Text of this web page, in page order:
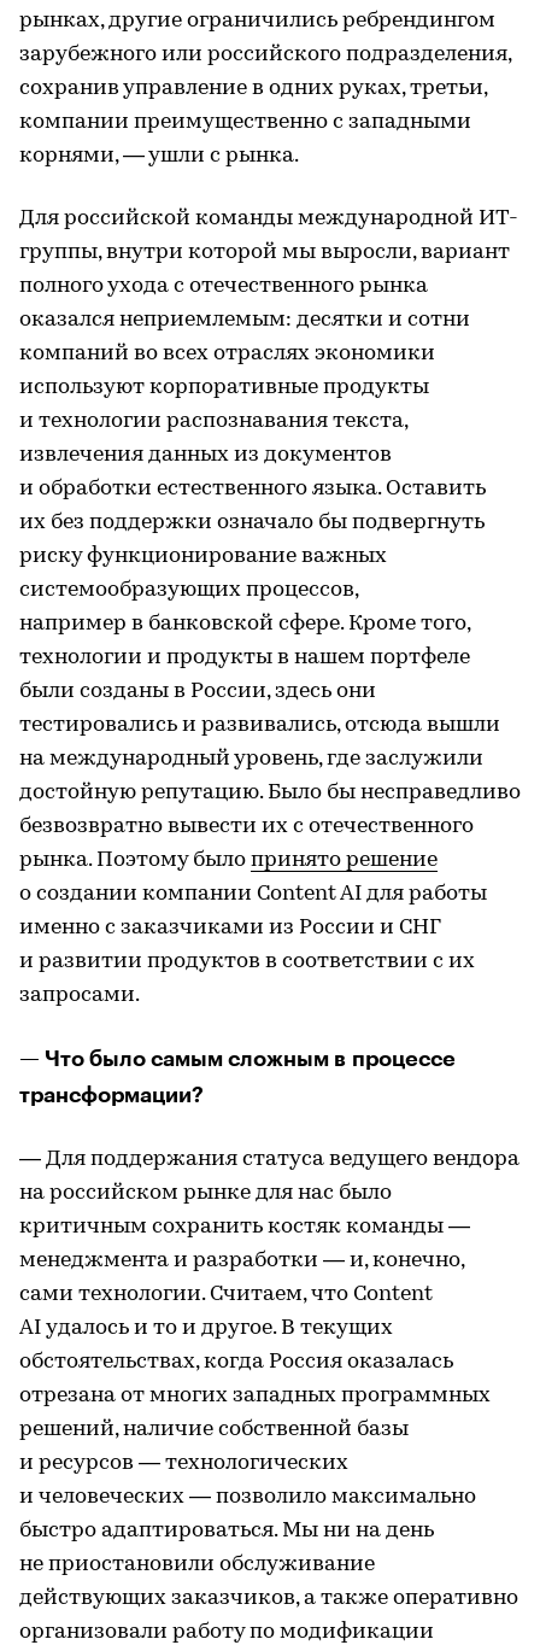
рынках, другие ограничились ребрендингом
зарубежного или российского подразделения,
сохранив управление в одних руках, третьи,
компании преимущественно с западными
корнями, — ушли с рынка.
Для российской команды международной ИT-
группы, внутри которой мы выросли, вариант
полного ухода с отечественного рынка
оказался неприемлемым: десятки и сотни
компаний во всех отраслях экономики
используют корпоративные продукты
и технологии распознавания текста,
извлечения данных из документов
и обработки естественного языка. Оставить
их без поддержки означало бы подвергнуть
риску функционирование важных
системообразующих процессов,
например в банковской сфере. Кроме того,
технологии и продукты в нашем портфеле
были созданы в России, здесь они
тестировались и развивались, отсюда вышли
на международный уровень, где заслужили
достойную репутацию. Было бы несправедливо
безвозвратно вывести их с отечественного
рынка. Поэтому было принято решение
о создании компании Content AI для работы
именно с заказчиками из России и СНГ
и развитии продуктов в соответствии с их
запросами.
— Что было самым сложным в процессе
трансформации?
— Для поддержания статуса ведущего вендора
на российском рынке для нас было
критичным сохранить костяк команды —
менеджмента и разработки — и, конечно,
сами технологии. Считаем, что Content
AI удалось и то и другое. В текущих
обстоятельствах, когда Россия оказалась
отрезана от многих западных программных
решений, наличие собственной базы
и ресурсов — технологических
и человеческих — позволило максимально
быстро адаптироваться. Мы ни на день
не приостановили обслуживание
действующих заказчиков, а также оперативно
организовали работу по модификации